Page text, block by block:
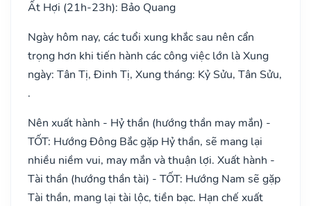
Ất Hợi (21h-23h): Bảo Quang
Ngày hôm nay, các tuổi xung khắc sau nên cẩn
trọng hơn khi tiến hành các công việc lớn là Xung
ngày: Tân Tị, Đinh Tị, Xung tháng: Kỷ Sửu, Tân Sửu,
.
Nên xuất hành - Hỷ thần (hướng thần may mắn) -
TỐT: Hướng Đông Bắc gặp Hỷ thần, sẽ mang lại
nhiều niềm vui, may mắn và thuận lợi. Xuất hành -
Tài thần (hướng thần tài) - TỐT: Hướng Nam sẽ gặp
Tài thần, mang lại tài lộc, tiền bạc. Hạn chế xuất